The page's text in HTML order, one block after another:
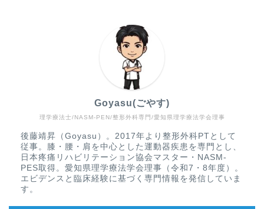
理学療法士/NASM-PEN/整形外科専門/愛知県理学療法学会理事
Goyasu(ごやす)
後藤靖昇（Goyasu）。2017年より整形外科PTとして
従事。膝・腰・肩を中心とした運動器疾患を専門とし、
日本疼痛リハビリテーション協会マスター・NASM-
PES取得。愛知県理学療法学会理事（令和7・8年度）。
エビデンスと臨床経験に基づく専門情報を発信していま
す。
疾患から探す